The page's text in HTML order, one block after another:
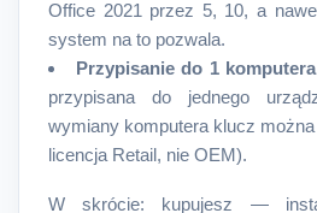
Office 2021 przez 5, 10, a
system na to pozwala.
Przypisanie do 1 komputera
przypisana do jednego
wymiany komputera klucz
licencja Retail, nie OEM).
W skrócie: kupujesz —